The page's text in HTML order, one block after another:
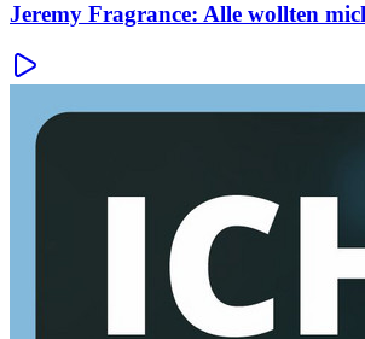
Jeremy Fragrance: Alle wollten